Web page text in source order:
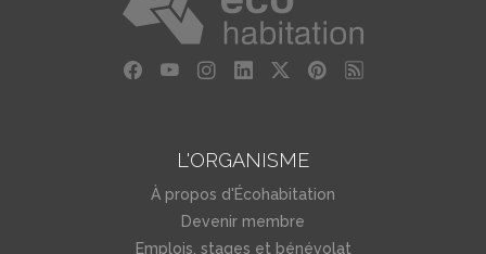
L'ORGANISME
À propos d'Écohabitation
Devenir membre
Emplois, stages et bénévolat